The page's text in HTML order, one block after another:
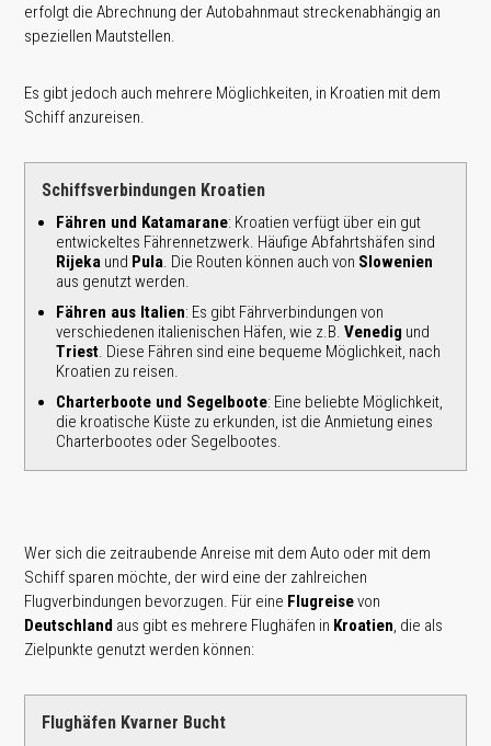
erfolgt die Abrechnung der Autobahnmaut streckenabhängig an
speziellen Mautstellen.
Es gibt jedoch auch mehrere Möglichkeiten, in Kroatien mit dem
Schiff anzureisen.
Schiffsverbindungen Kroatien
Fähren und Katamarane: Kroatien verfügt über ein gut
entwickeltes Fährennetzwerk. Häufige Abfahrtshäfen sind
Rijeka und Pula. Die Routen können auch von Slowenien
aus genutzt werden.
Fähren aus Italien: Es gibt Fährverbindungen von
verschiedenen italienischen Häfen, wie z.B.Venedig und
Triest. Diese Fähren sind eine bequeme Möglichkeit, nach
Kroatien zu reisen.
Charterboote und Segelboote: Eine beliebte Möglichkeit,
die kroatische Küste zu erkunden, ist die Anmietung eines
Charterbootes oder Segelbootes.
Wer sich die zeitraubende Anreise mit dem Auto oder mit dem
Schiff sparen möchte, der wird eine der zahlreichen
Flugverbindungen bevorzugen. Für eine Flugreisevon
Deutschland aus gibt es mehrere Flughäfen in Kroatien, die als
Zielpunkte genutzt werden können:
Flughäfen Kvarner Bucht